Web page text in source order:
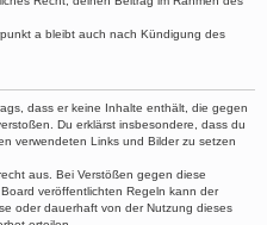
a bleibt auch nach Kündigung des
dass er keine Inhalte enthält, die gegen
Du erklärst insbesondere, dass du
verwendeten Links und Bilder zu setzen
aus. Bei Verstößen gegen diese
veröffentlichten Regeln kann der
oder dauerhaft von der Nutzung dieses